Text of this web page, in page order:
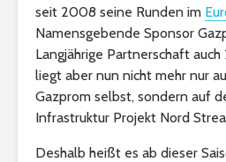
seit 2008 seine Runden im
Namensgebende Sponsor
Langjährige Partnerschaft
liegt aber nun nicht mehr nur
Gazprom selbst, sondern auf
Infrastruktur Projekt Nord
Deshalb heißt es ab dieser